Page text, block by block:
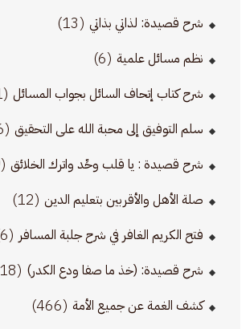
شرح قصيدة: لذاتي بذاتي (13)
نظم مسائل علمية (6)
شرح كتاب إتحاف السائل بجواب المسائل (11)
سلم التوفيق إلى محبة الله على التحقيق (16)
شرح قصيدة : يا قلب وحِّد واترك الخلائق (19)
صلة الأهل والأقربين بتعليم الدين (12)
فتح الكريم الغافر في شرح جلبة المسافر (6)
شرح قصيدة: (خذ ما صفا ودع الكدر) (18)
كشف الغمة عن جميع الأمة (466)